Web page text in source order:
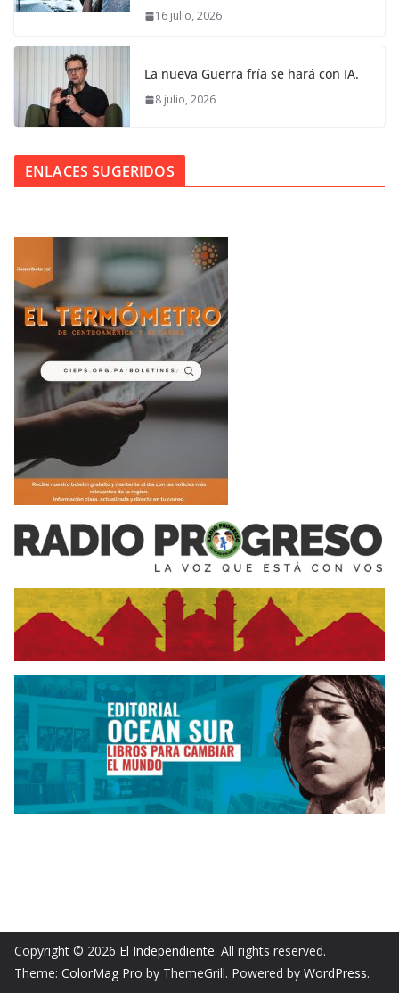
16 julio, 2026
La nueva Guerra fría se hará con IA.
8 julio, 2026
ENLACES SUGERIDOS
Copyright © 2026 El Independiente. All rights reserved.
Theme: ColorMag Pro by ThemeGrill. Powered by WordPress.